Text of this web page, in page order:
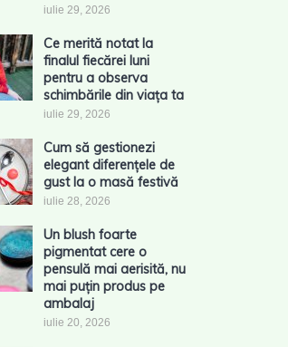
iulie 29, 2026
Ce merită notat la
finalul fiecărei luni
pentru a observa
schimbările din viața ta
iulie 29, 2026
Cum să gestionezi
elegant diferențele de
gust la o masă festivă
iulie 28, 2026
Un blush foarte
pigmentat cere o
pensulă mai aerisită, nu
mai puțin produs pe
ambalaj
iulie 20, 2026